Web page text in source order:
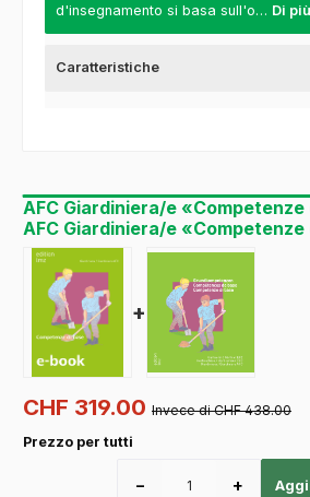
d'insegnamento si basa sull'o… Di più
Caratteristiche
AFC Giardiniera/e «Competenze
AFC Giardiniera/e «Competenze
+
CHF 319.00 Invece di CHF 438.00
Prezzo per tutti
− +